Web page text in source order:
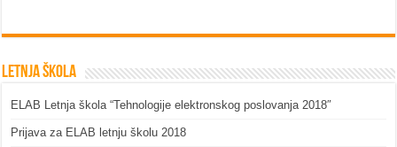
Letnja škola
ELAB Letnja škola “Tehnologije elektronskog poslovanja 2018″
Prijava za ELAB letnju školu 2018